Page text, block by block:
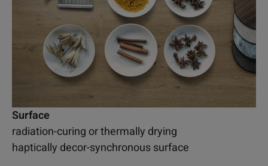
Surface
radiation-curing or thermally drying
haptically decor-synchronous surface